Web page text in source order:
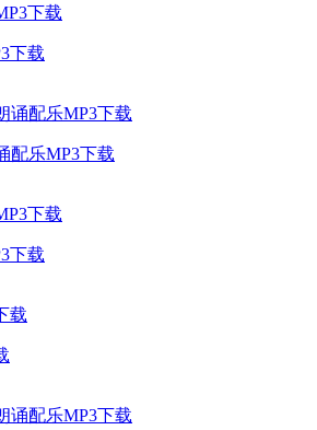
下载
配乐MP3下载
下载